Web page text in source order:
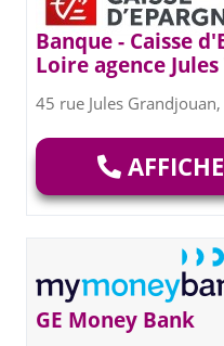
Banque - Caisse
Loire agence
45 rue Jules
GE Money Bank